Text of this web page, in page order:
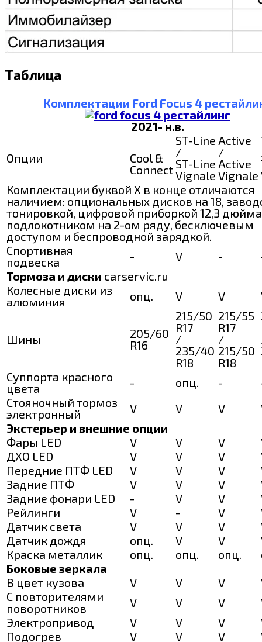
Таблица
Комплектации Ford Focus 4
2021- н.в.
Опции
Cool &
Connect
ST-Line
/
ST-Line
Vignale
Active
/
Active
Vignale
Комплектации буквой X в конце отличаются
наличием: опциональных дисков на 18,
тонировкой, цифровой приборкой 12,3
подлокотником на 2-ом ряду, бесключевым
доступом и беспроводной зарядкой.
Спортивная
подвеска
- V -
Тормоза и диски carservic.ru
Колесные диски из
алюминия
опц. V V
Шины
205/60
R16
215/50
R17
/
235/40
R18
215/55
R17
/
215/50
R18
Суппорта красного
цвета
- опц. -
Стояночный тормоз
электронный
V V V
Экстерьер и внешние опции
Фары LED
V V V
ДХО LED
V V V
Передние ПТФ LED
V V V
Задние ПТФ
V V V
Задние фонари LED
- V V
Рейлинги
V - V
Датчик света
V V V
Датчик дождя
опц. V V
Краска металлик
опц. опц. опц.
Боковые зеркала
В цвет кузова
V V V
С повторителями
поворотников
V V V
Электропривод
V V V
Подогрев
V V V